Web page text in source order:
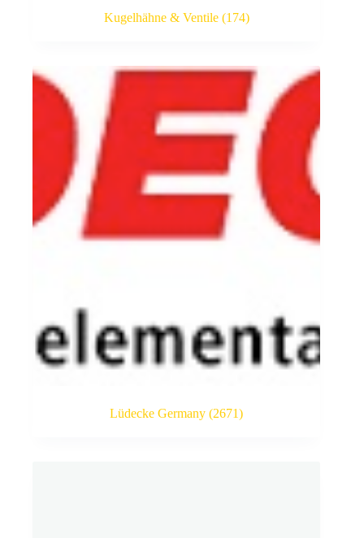
Kugelhähne & Ventile (174)
Lüdecke Germany(2671)